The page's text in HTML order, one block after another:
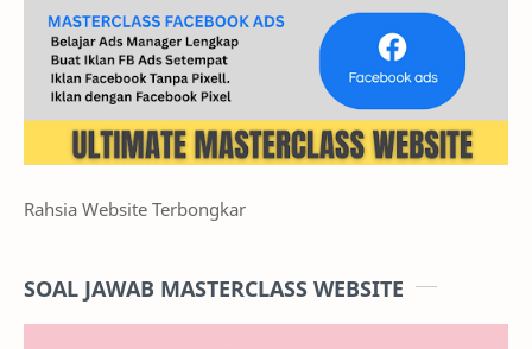
Rahsia Website Terbongkar
SOAL JAWAB MASTERCLASS WEBSITE